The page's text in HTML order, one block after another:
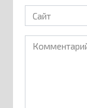
Сайт
Комментарий